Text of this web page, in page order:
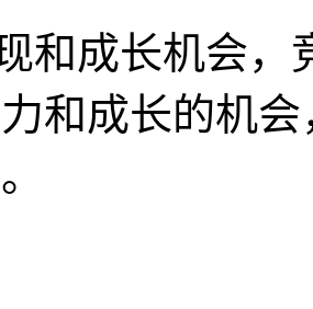
和成长机会
和成长的机